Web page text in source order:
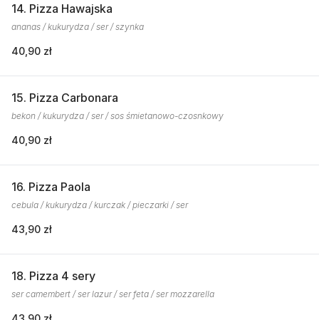
14. Pizza Hawajska
ananas / kukurydza / ser / szynka
40,90 zł
15. Pizza Carbonara
bekon / kukurydza / ser / sos śmietanowo-czosnkowy
40,90 zł
16. Pizza Paola
cebula / kukurydza / kurczak / pieczarki / ser
43,90 zł
18. Pizza 4 sery
ser camembert / ser lazur / ser feta / ser mozzarella